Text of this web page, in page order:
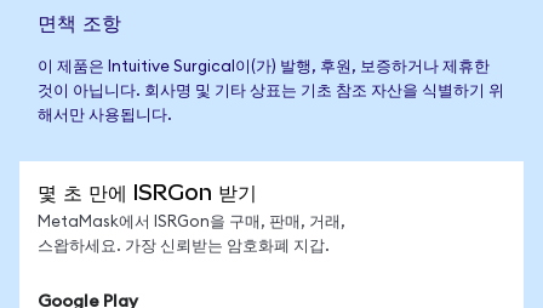
면책 조항
이 제품은 Intuitive Surgical이(가) 발행, 후원, 보증하거나 제휴한
것이 아닙니다. 회사명 및 기타 상표는 기초 참조 자산을 식별하기 위
해서만 사용됩니다.
몇 초 만에 ISRGon 받기
MetaMask에서 ISRGon을 구매, 판매, 거래,
스왑하세요. 가장 신뢰받는 암호화폐 지갑.
Google Play